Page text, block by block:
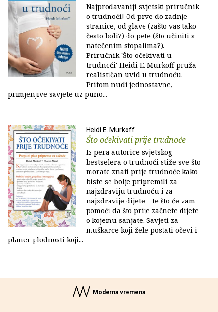
Najprodavaniji svjetski priručnik
o trudnoći! Od prve do zadnje
stranice, od glave (zašto vas tako
često boli?) do pete (što učiniti s
natečenim stopalima?).
Priručnik 'Što očekivati u
trudnoći' Heidi E. Murkoff pruža
realističan uvid u trudnoću.
Pritom nudi jednostavne,
primjenjive savjete uz puno...
Heidi E. Murkoff
Što očekivati prije trudnoće
Iz pera autorice svjetskog
bestselera o trudnoći stiže sve što
morate znati prije trudnoće kako
biste se bolje pripremili za
najzdraviju trudnoću i za
najzdravije dijete – te što će vam
pomoći da što prije začnete dijete
o kojemu sanjate. Savjeti za
muškarce koji žele postati očevi i
planer plodnosti koji...
Moderna vremena